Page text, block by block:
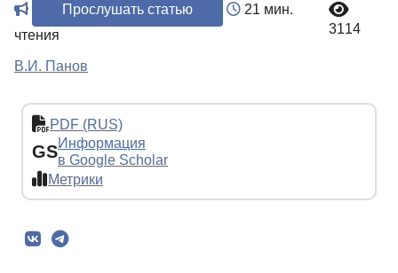
Прослушать статью
21 мин.
чтения
3114
В.И. Панов
PDF (RUS)
GSИнформация
в Google Scholar
Метрики